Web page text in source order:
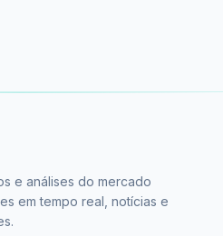
e análises do mercado
em tempo real, notícias e